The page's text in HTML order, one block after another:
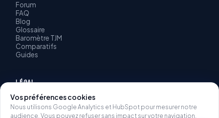
Forum
FAQ
Blog
Glossaire
Baromètre TJM
Comparatifs
Guides
LÉGAL
CGV
Politique de confidentialité
Vos préférences cookies
Nous utilisons Google Analytics et HubSpot pour mesurer notre
audience. Vous pouvez refuser sans impact sur votre navigation.